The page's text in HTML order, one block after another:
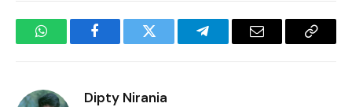
WhatsAppFacebookTwitter TelegramEmail
Copy
Dipty Nirania